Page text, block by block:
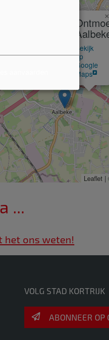
Bekijk
op
Google
Maps
×
Leaflet
...
het ons weten!
VOLG STAD KORTRIJK
ABONNEER OP